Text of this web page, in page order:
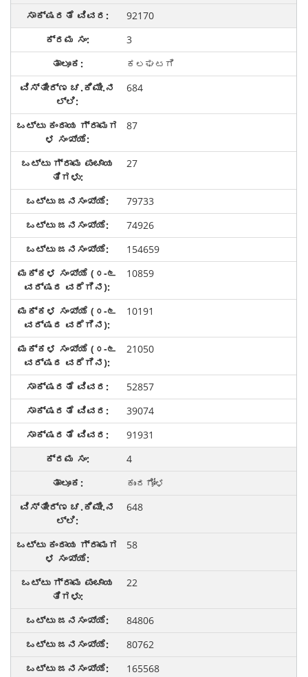
92170
3
ಕಲಘಟಗಿ
684
87
27
79733
74926
154659
10859
10191
21050
52857
39074
91931
4
ಕುಂದಗೋಳ
648
58
22
84806
80762
165568